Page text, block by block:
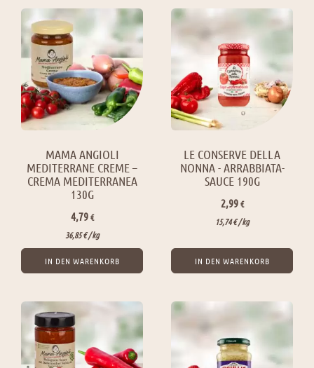
MAMA ANGIOLI
MEDITERRANE CREME –
CREMA MEDITERRANEA
130G
4,79€
36,85€/ kg
IN DEN WARENKORB
LE CONSERVE DELLA
NONNA - ARRABBIATA-
SAUCE 190G
2,99€
15,74€/ kg
IN DEN WARENKORB